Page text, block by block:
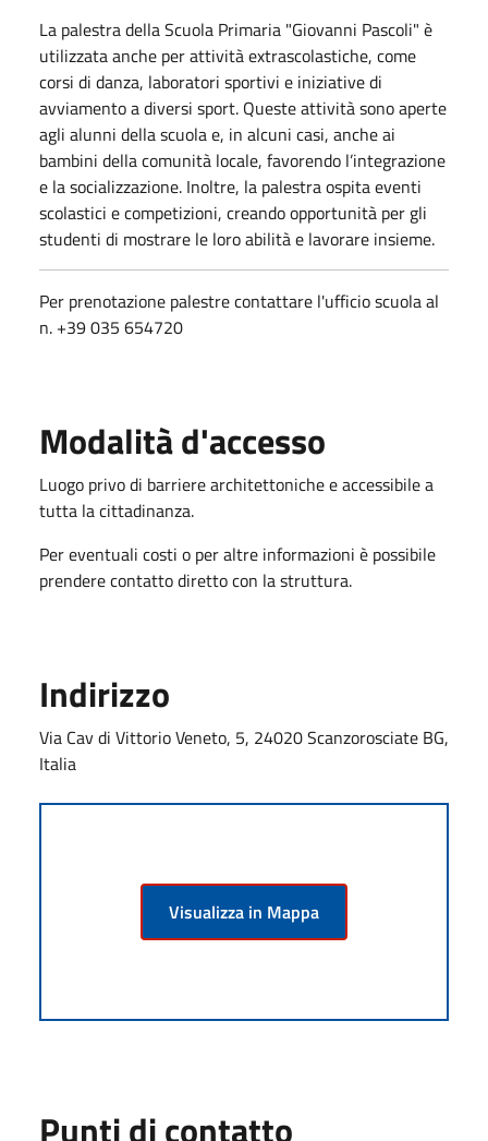
La palestra della Scuola Primaria "Giovanni Pascoli" è
utilizzata anche per attività extrascolastiche, come
corsi di danza, laboratori sportivi e iniziative di
avviamento a diversi sport. Queste attività sono aperte
agli alunni della scuola e, in alcuni casi, anche ai
bambini della comunità locale, favorendo l’integrazione
e la socializzazione. Inoltre, la palestra ospita eventi
scolastici e competizioni, creando opportunità per gli
studenti di mostrare le loro abilità e lavorare insieme.
Per prenotazione palestre contattare l'ufficio scuola al
n. +39 035 654720
Modalità d'accesso
Luogo privo di barriere architettoniche e accessibile a
tutta la cittadinanza.
Per eventuali costi o per altre informazioni è possibile
prendere contatto diretto con la struttura.
Indirizzo
Via Cav di Vittorio Veneto, 5, 24020 Scanzorosciate BG,
Italia
Visualizza in Mappa
Punti di contatto